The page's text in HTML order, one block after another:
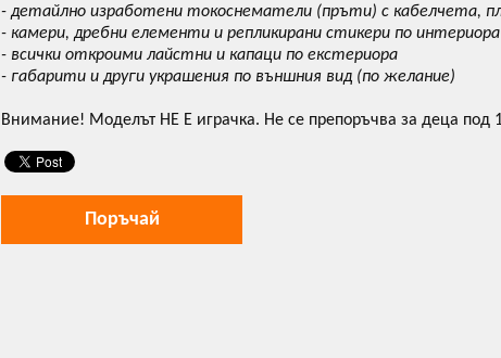
- детайлно изработени токоснематели (пръти) с кабелчета,
- камери, дребни елементи и репликирани стикери по
- всички откроими лайстни и капаци по екстериора
- габарити и други украшения по външния вид (по желание)
Внимание! Моделът НЕ Е играчка. Не се препоръчва за деца под
Поръчай